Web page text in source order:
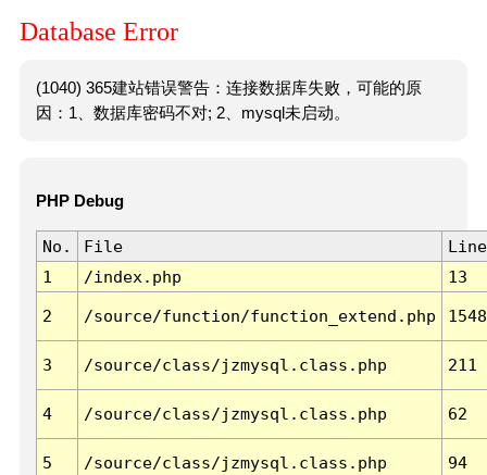
Database Error
(1040) 365建站错误警告：连接数据库失败，可能的原
因：1、数据库密码不对; 2、mysql未启动。
PHP Debug
No. File
Line
1
/index.php 13
2 /source/function/function_extend.php 1548
3 /source/class/jzmysql.class.php 211
4 /source/class/jzmysql.class.php 62
5 /source/class/jzmysql.class.php 94